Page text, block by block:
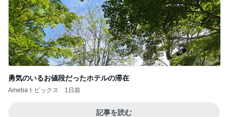
勇気のいるお値段だったホテルの滞在
Amebaトピックス 1日前
記事を読む